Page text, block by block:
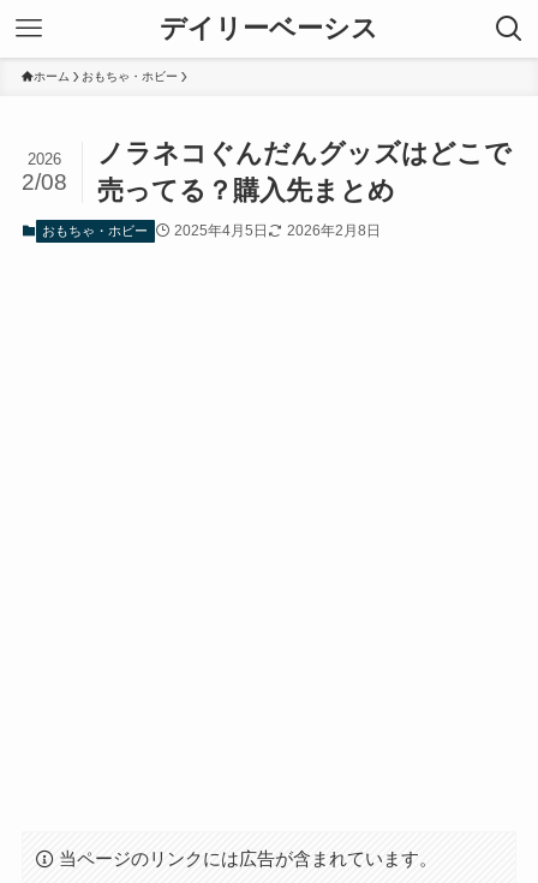
デイリーベーシス
ホーム おもちゃ・ホビー
ノラネコぐんだんグッズはどこで
売ってる？購入先まとめ
2026
2/08
おもちゃ・ホビー 2025年4月5日 2026年2月8日
当ページのリンクには広告が含まれています。